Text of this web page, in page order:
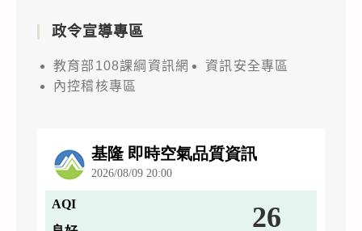
政令宣導專區
教育部108課綱資訊網
資訊安全專區
內控稽核專區